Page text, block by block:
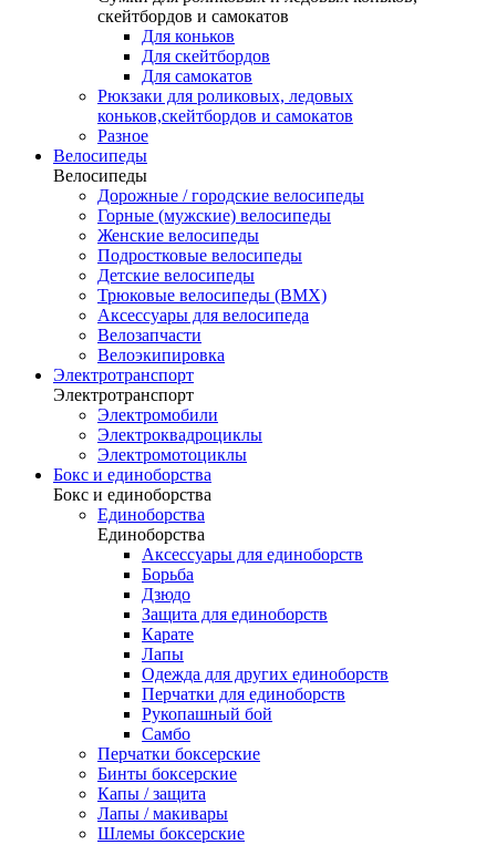
скейтбордов и самокатов
Для коньков
Для скейтбордов
Для самокатов
Рюкзаки для роликовых, ледовых
коньков,скейтбордов и самокатов
Разное
Велосипеды
Велосипеды
Дорожные / городские велосипеды
Горные (мужские) велосипеды
Женские велосипеды
Подростковые велосипеды
Детские велосипеды
Трюковые велосипеды (BMX)
Аксессуары для велосипеда
Велозапчасти
Велоэкипировка
Электротранспорт
Электротранспорт
Электромобили
Электроквадроциклы
Электромотоциклы
Бокс и единоборства
Бокс и единоборства
Единоборства
Единоборства
Аксессуары для единоборств
Борьба
Дзюдо
Защита для единоборств
Карате
Лапы
Одежда для других единоборств
Перчатки для единоборств
Рукопашный бой
Самбо
Перчатки боксерские
Бинты боксерские
Капы / защита
Лапы / макивары
Шлемы боксерские